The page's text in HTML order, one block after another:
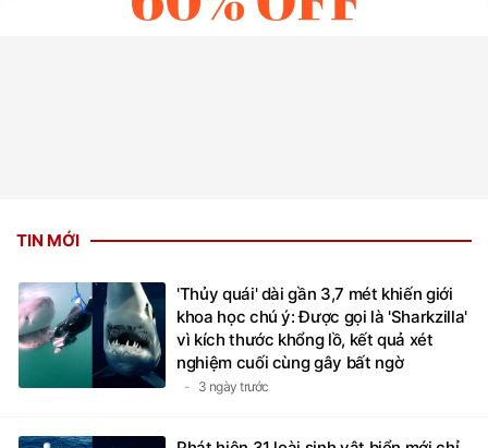
TIN MỚI
'Thủy quái' dài gần 3,7 mét khiến giới
khoa học chú ý: Được gọi là 'Sharkzilla'
vì kích thước khổng lồ, kết quả xét
nghiệm cuối cùng gây bất ngờ
3 ngày trước